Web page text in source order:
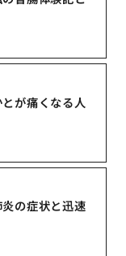
が痛くなる人
の症状と迅速